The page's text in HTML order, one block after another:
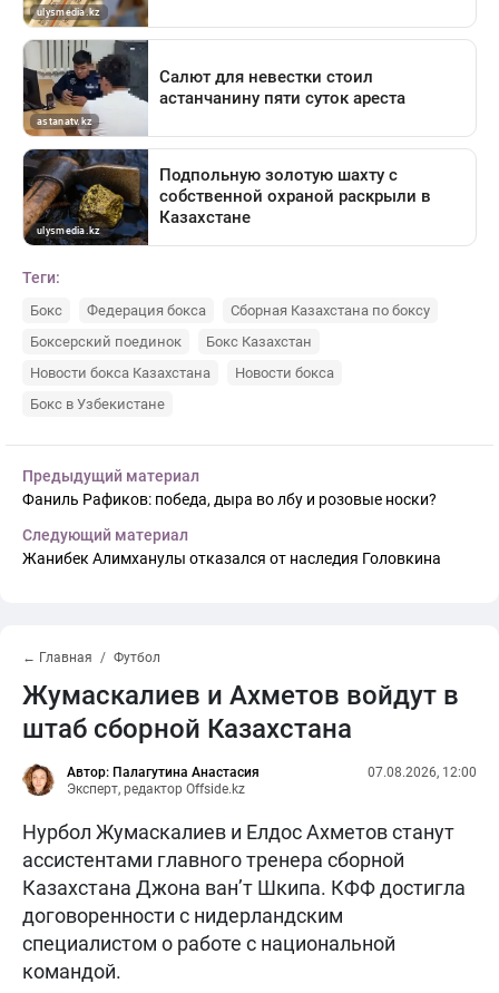
Теги:
Бокс Федерация бокса
Сборная Казахстана по боксу
Боксерский поединок
Бокс Казахстан
Новости бокса Казахстана
Новости бокса
Бокс в Узбекистане
Предыдущий материал
Фаниль Рафиков: победа, дыра во лбу и розовые носки?
Следующий материал
Жанибек Алимханулы отказался от наследия Головкина
← Главная Футбол
Жумаскалиев и Ахметов войдут в
штаб сборной Казахстана
Автор: Палагутина Анастасия
Эксперт, редактор Offside.kz
07.08.2026, 12:00
Нурбол Жумаскалиев и Елдос Ахметов станут
ассистентами главного тренера сборной
Казахстана Джона ван’т Шкипа. КФФ достигла
договоренности с нидерландским
специалистом о работе с национальной
командой.